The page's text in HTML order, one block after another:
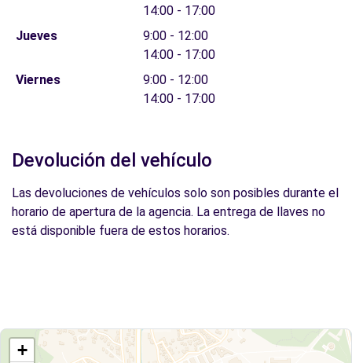
14:00 - 17:00
Jueves
9:00 - 12:00
14:00 - 17:00
Viernes
9:00 - 12:00
14:00 - 17:00
Devolución del vehículo
Las devoluciones de vehículos solo son posibles durante el
horario de apertura de la agencia. La entrega de llaves no
está disponible fuera de estos horarios.
+